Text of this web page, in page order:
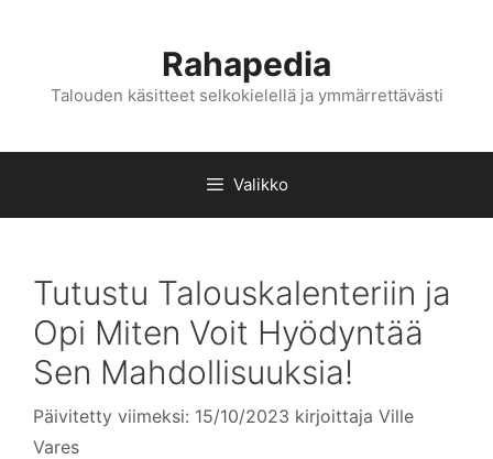
Rahapedia
Talouden käsitteet selkokielellä ja ymmärrettävästi
Valikko
Tutustu Talouskalenteriin ja
Opi Miten Voit Hyödyntää
Sen Mahdollisuuksia!
Päivitetty viimeksi: 15/10/2023 kirjoittaja Ville
Vares